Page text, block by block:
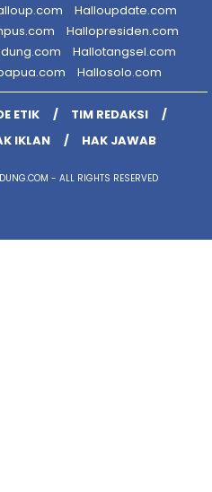
Halloupdate.com
Hallopresiden.com
Hallotangsel.com
Hallosolo.com
ETIK
TIM REDAKSI
IKLAN HAK JAWAB
- ALL RIGHTS RESERVED